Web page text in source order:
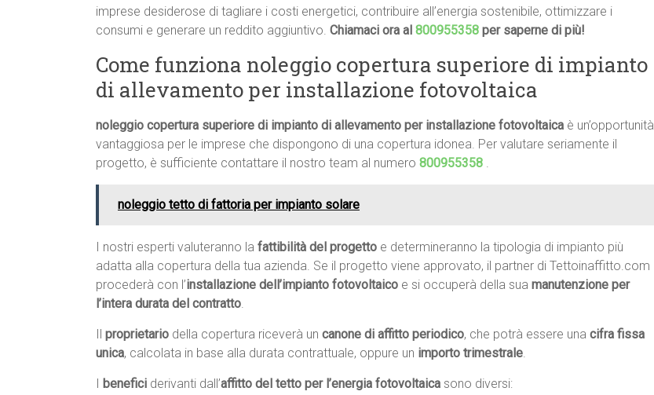
imprese desiderose di tagliare i costi energetici, contribuire all’energia sostenibile, ottimizzare i
consumi e generare un reddito aggiuntivo. Chiamaci ora al 800955358 per saperne di più!
Come funziona noleggio copertura superiore di impianto
di allevamento per installazione fotovoltaica
noleggio copertura superiore di impianto di allevamento per installazione fotovoltaica è un’opportunità
vantaggiosa per le imprese che dispongono di una copertura idonea. Per valutare seriamente il
progetto, è sufficiente contattare il nostro team al numero 800955358 .
noleggio tetto di fattoria per impianto solare
I nostri esperti valuteranno la fattibilità del progetto e determineranno la tipologia di impianto più
adatta alla copertura della tua azienda. Se il progetto viene approvato, il partner di Tettoinaffitto.com
procederà con l’installazione dell’impianto fotovoltaico e si occuperà della sua manutenzione per
l’intera durata del contratto.
proprietario della copertura riceverà un canone di affitto periodico, che potrà essere una cifra fissa
unica, calcolata in base alla durata contrattuale, oppure un importo trimestrale.
benefici derivanti dall’affitto del tetto per l’energia fotovoltaica sono diversi: